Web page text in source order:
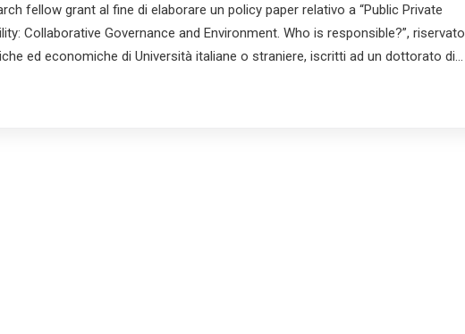
fellow grant al fine di elaborare un policy paper relativo a “Public Private
Collaborative Governance and Environment. Who is responsible?”, riservato
ed economiche di Università italiane o straniere, iscritti ad un dottorato di…